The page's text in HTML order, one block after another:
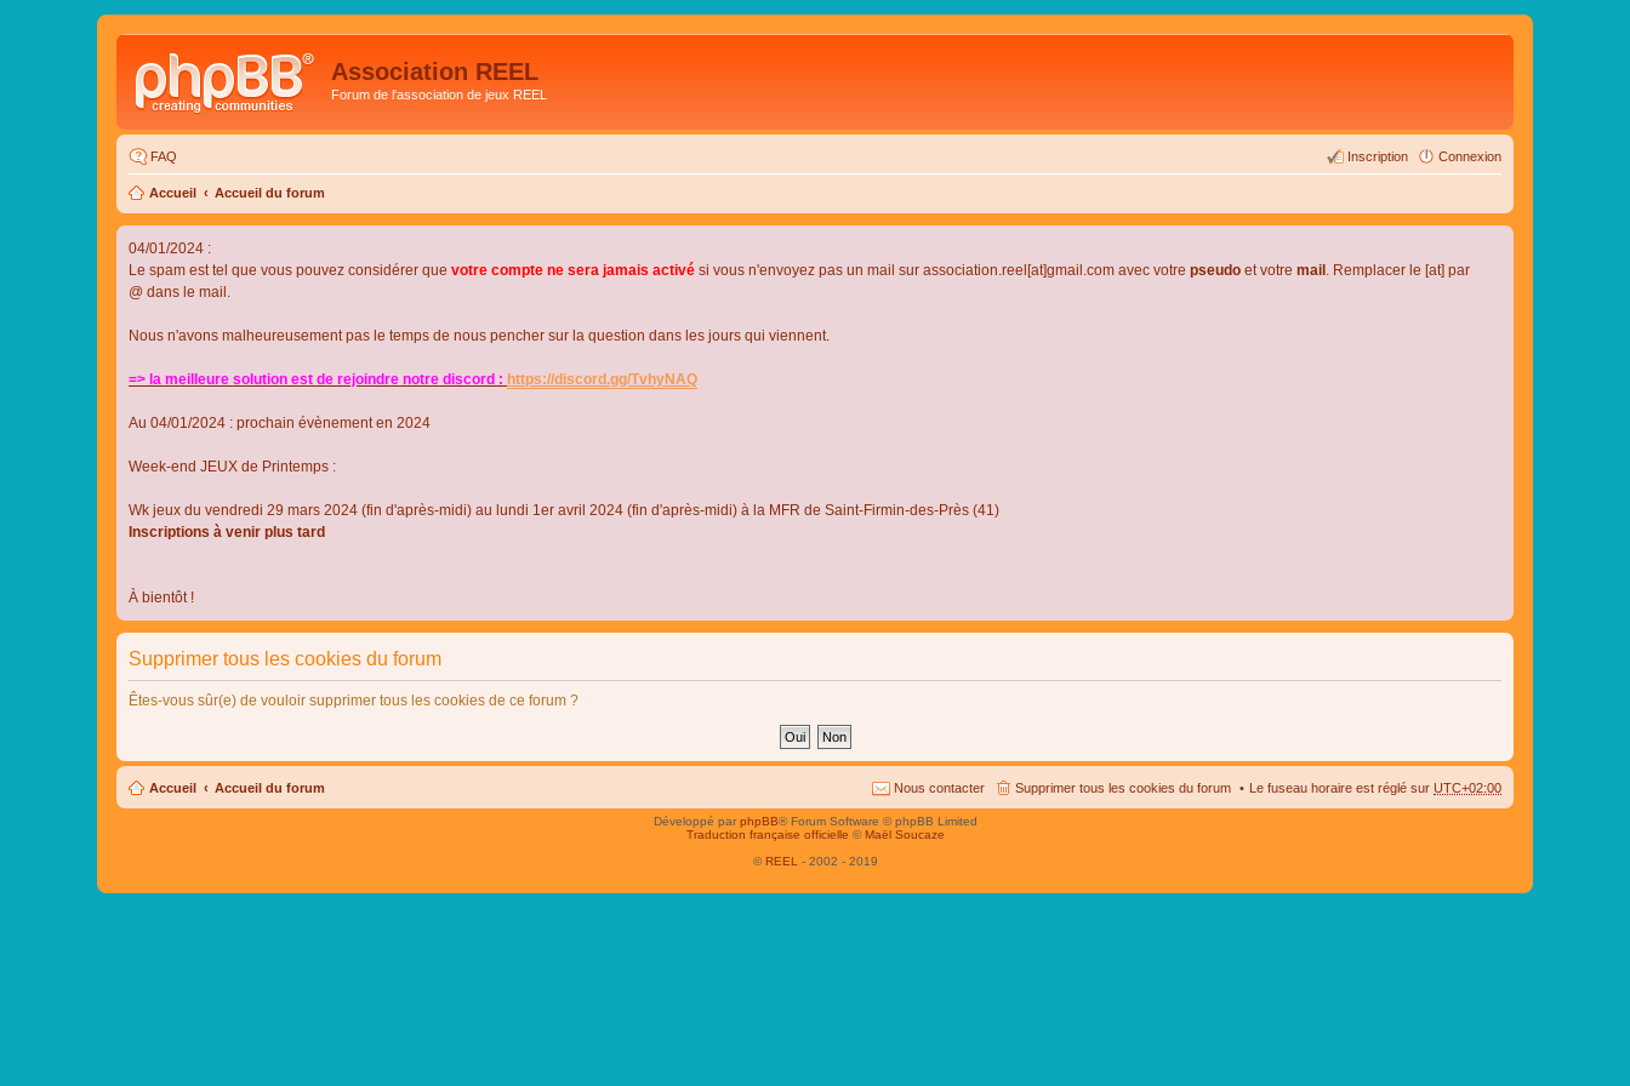
Association REEL
Forum de l'association de jeux REEL
FAQ Connexion
Inscription
Accueil Accueil du forum
04/01/2024 :
Le spam est tel que vous pouvez considérer que votre compte ne sera jamais activé si vous n'envoyez pas un mail sur association.reel[at]gmail.com avec votre pseudo et votre mail . Remplacer le [at] par
@ dans le mail.
Nous n'avons malheureusement pas le temps de nous pencher sur la question dans les jours qui viennent.
=> la meilleure solution est de rejoindre notre discord : https://discord.gg/TvhyNAQ
Au 04/01/2024 : prochain évènement en 2024
Week-end JEUX de Printemps :
Wk jeux du vendredi 29 mars 2024 (fin d'après-midi) au lundi 1er avril 2024 (fin d'après-midi) à la MFR de Saint-Firmin-des-Près (41)
Inscriptions à venir plus tard
À bientôt !
Supprimer tous les cookies du forum
Êtes-vous sûr(e) de vouloir supprimer tous les cookies de ce forum ?
Accueil Accueil du forum Le fuseau horaire est réglé sur UTC+02:00
Supprimer tous les cookies du forum
Nous contacter
Développé parphpBB® Forum Software © phpBB Limited
Traduction française officielle © Maël Soucaze
© REEL - 2002 - 2019